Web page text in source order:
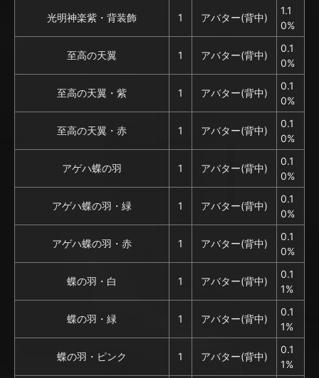
光明神楽紫・背装飾 1 アバター(背中)
1.1
0%
至高の天翼 1 アバター(背中)
0.1
0%
至高の天翼・紫 1 アバター(背中)
0.1
0%
至高の天翼・赤 1 アバター(背中)
0.1
0%
アゲハ蝶の羽 1 アバター(背中)
0.1
0%
アゲハ蝶の羽・緑 1 アバター(背中)
0.1
0%
アゲハ蝶の羽・赤 1 アバター(背中)
0.1
0%
蝶の羽・白 1 アバター(背中)
0.1
1%
蝶の羽・緑 1 アバター(背中)
0.1
1%
蝶の羽・ピンク 1 アバター(背中)
0.1
1%